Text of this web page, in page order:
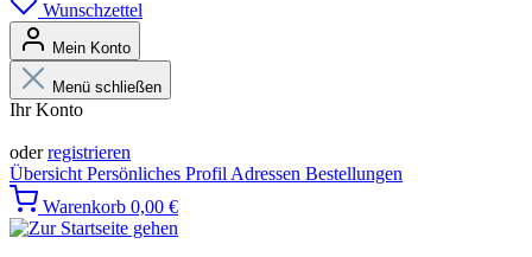
Wunschzettel
Mein Konto
Menü schließen
Ihr Konto
oderregistrieren
Übersicht Persönliches Profil Adressen Bestellungen
Warenkorb 0,00 €